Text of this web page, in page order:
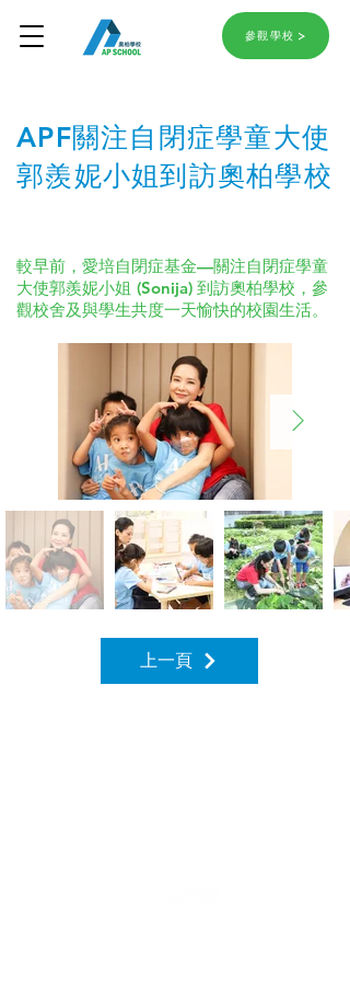
參觀學校
APF關注自閉症學童大使
郭羨妮小姐到訪奧柏學校
較早前，愛培自閉症基金—關注自閉症學童
大使郭羨妮小姐 (Sonija) 到訪奧柏學校，參
觀校舍及與學生共度一天愉快的校園生活。
上一頁